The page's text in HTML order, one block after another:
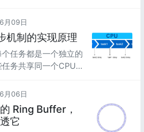
月09日
机制的实现原理
任务都是一个独立的
务共享同一个CPU、
月06日
Ring Buffer，
它